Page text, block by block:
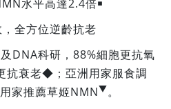
水平高達2.4倍￭
全方位逆齡抗老
DNA科研，88%細胞更抗氧
抗衰老◆；亞洲用家服食調
家推薦草姬NMN▼。